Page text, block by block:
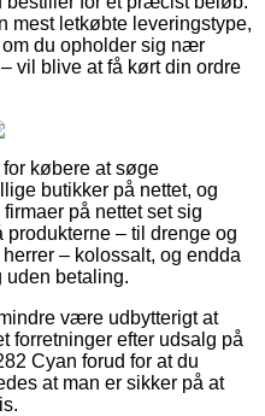
mest letkøbte leveringstype,
du opholder sig nær
vil blive at få kørt din ordre
købere at søge
butikker på nettet, og
på nettet set sig
– til drenge og
– kolossalt, og endda
uden betaling.
være udbytterigt at
forretninger efter udsalg på
Cyan forud for at du
at man er sikker på at